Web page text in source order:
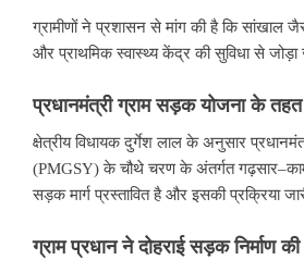
ग्रामीणों ने प्रशासन से मांग की है कि सांखाल जैसे
और प्राथमिक स्वास्थ्य केंद्र की सुविधा से जोड़ा
प्रधानमंत्री ग्राम सड़क योजना के तहत
क्षेत्रीय विधायक दुर्गेश लाल के अनुसार
(PMGSY) के चौथे चरण के अंतर्गत
सड़क मार्ग प्रस्तावित है और इसकी प्रक्रिया
ग्राम प्रधान ने दोहराई सड़क निर्माण की